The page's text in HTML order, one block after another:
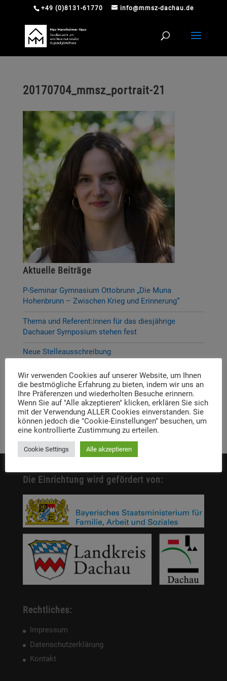
+49 (0)8131-61770 info@mmsz-dachau.de
20170704_mmsz_portrait-21
Aktuelle Beiträge
P-Seminar Gymnasium Ottobrunn „Die Muna
Hohenbrunn – Zwischen Krieg und Erinnerung“
Thema und Referent:innen für das diesjährige
Dachauer Symposium stehen fest
Neue Stelleausschreibung
Digitale Neuerscheinung: Launch der digitalen
Lernplattform „Memory Momentum“
Call for Applications: Dachau Autumn School 2026 –
Erinnern. Forschen. Vermitteln.
Die Einrichtung wird gefördert von:
Rechtliches:
Impressum
Datenschutzerklärung
Kontakt
Wir verwenden Cookies auf unserer Website, um Ihnen
die bestmögliche Erfahrung zu bieten, indem wir uns an
Ihre Präferenzen und wiederholten Besuche erinnern.
Wenn Sie auf "Alle akzeptieren" klicken, erklären Sie sich
mit der Verwendung ALLER Cookies einverstanden. Sie
können jedoch die "Cookie-Einstellungen" besuchen, um
eine kontrollierte Zustimmung zu erteilen.
Cookie Settings Alle akzeptieren